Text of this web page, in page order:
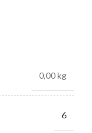
0,00 kg
6